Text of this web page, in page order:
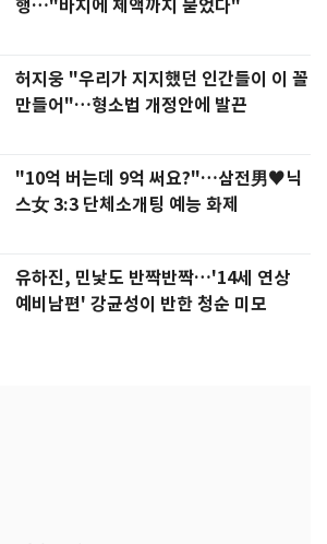
행…"바지에 체액까지 묻었다"
허지웅 "우리가 지지했던 인간들이 이 꼴
만들어"…형소법 개정안에 발끈
"10억 버는데 9억 써요?"…삼전男♥닉
스女 3:3 단체소개팅 예능 화제
유하진, 민낯도 반짝반짝…'14세 연상
예비남편' 강균성이 반한 청순 미모